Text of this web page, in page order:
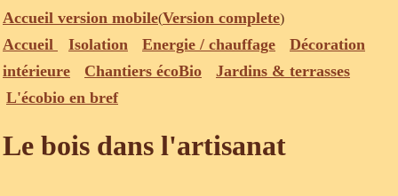
Accueil version mobile(Version complete)
Accueil Isolation Energie / chauffage
Décoration
intérieure
Chantiers écoBio
Jardins & terrasses
L'écobio en bref
Le bois dans l'artisanat